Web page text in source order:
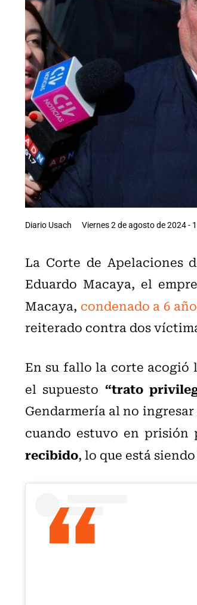
Diario Usach Viernes 2 de agosto de 2024 -
La Corte de Apelaciones
Eduardo Macaya, el
Macaya, condenado a 6
reiterado contra dos
En su fallo la corte acogió
el supuesto “trato
Gendarmería al no
cuando estuvo en
recibido, lo que está